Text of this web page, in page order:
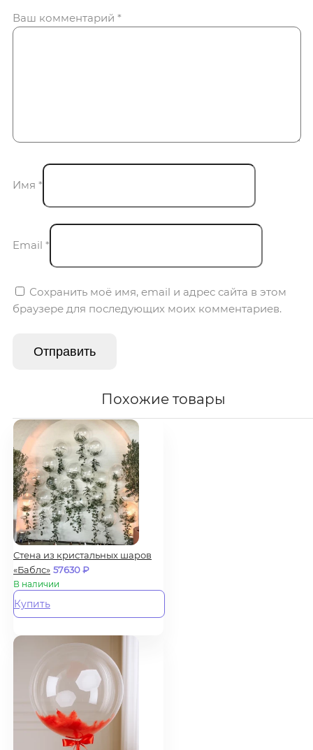
Ваш комментарий *
Имя *
Email *
Сохранить моё имя, email и адрес сайта в этом
браузере для последующих моих комментариев.
Похожие товары
Стена из кристальных шаров
«Баблс» 57630₽
В наличии
Купить